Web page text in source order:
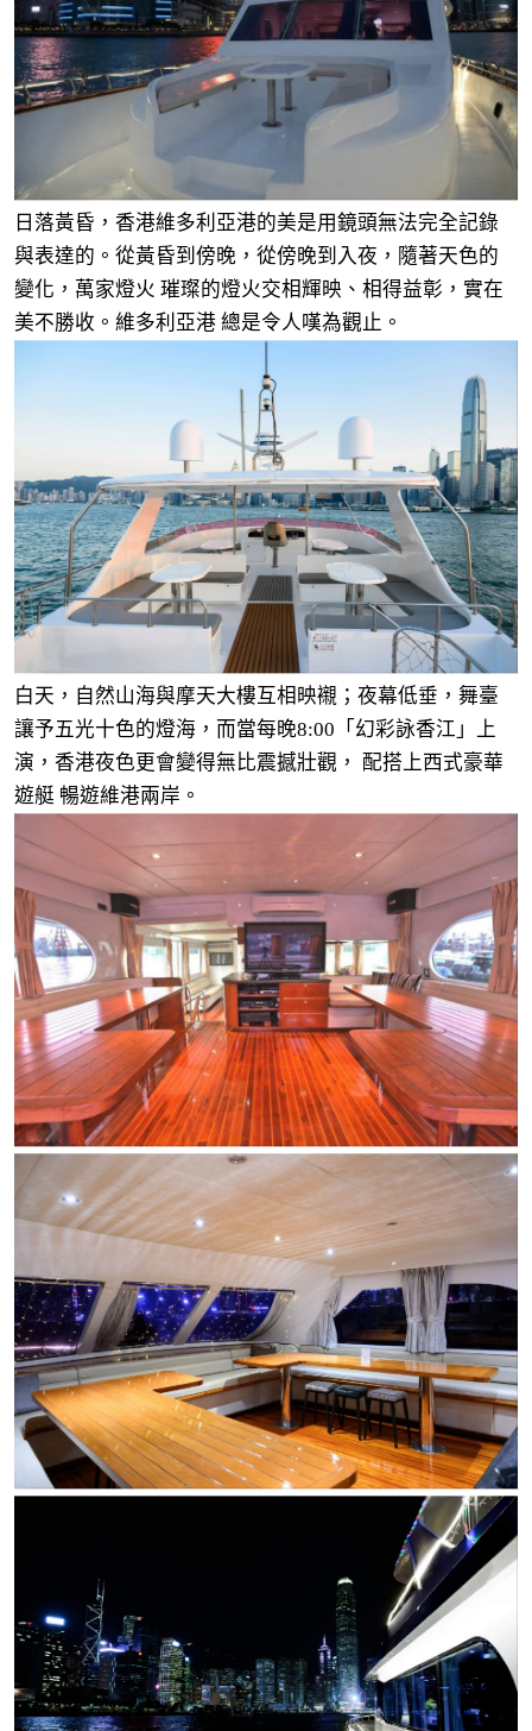
日落黃昏，香港維多利亞港的美是用鏡頭無法完全記錄
與表達的。從黃昏到傍晚，從傍晚到入夜，隨著天色的
變化，萬家燈火 璀璨的燈火交相輝映、相得益彰，實在
美不勝收。維多利亞港 總是令人嘆為觀止。
白天，自然山海與摩天大樓互相映襯；夜幕低垂，舞臺
讓予五光十色的燈海，而當每晚8:00「幻彩詠香江」上
演，香港夜色更會變得無比震撼壯觀， 配搭上西式豪華
遊艇 暢遊維港兩岸。